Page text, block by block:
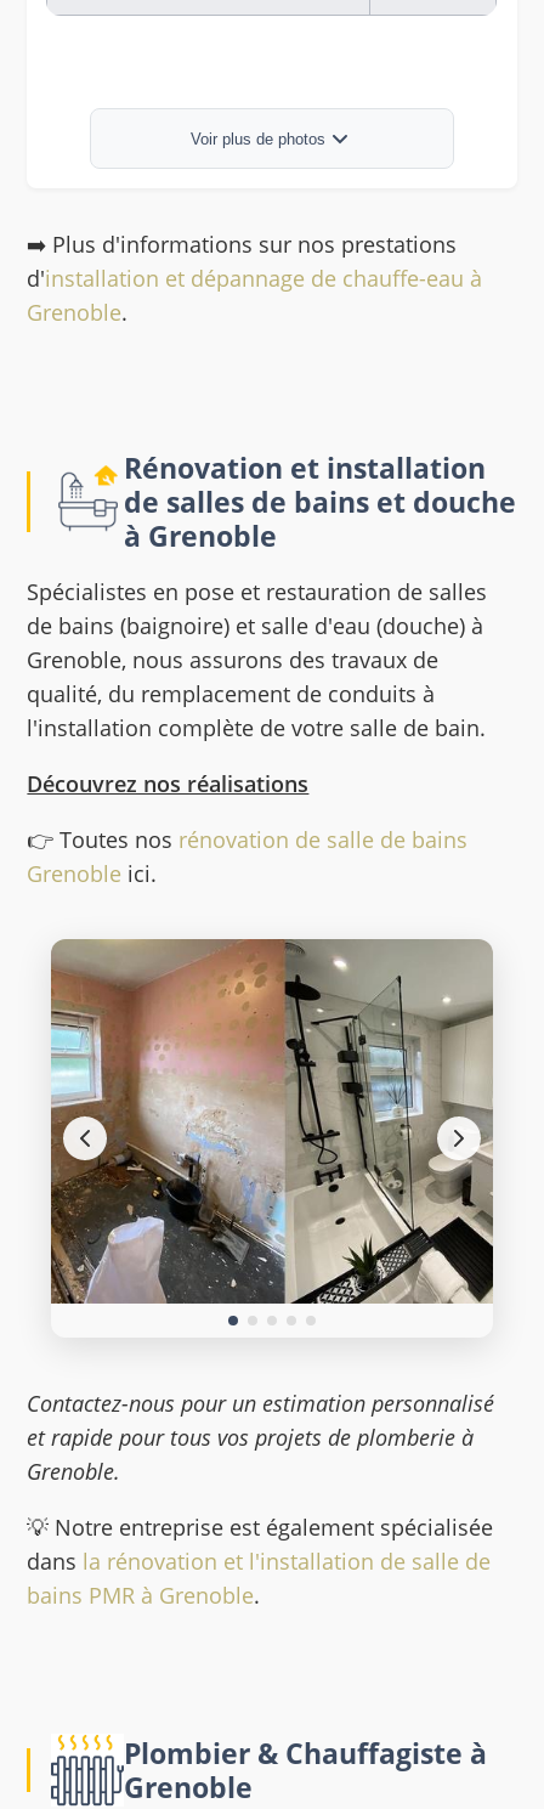
Voir plus de photos
➡️ Plus d'informations sur nos prestations
d'installation et dépannage de chauffe-eau à
Grenoble.
Rénovation et installation
de salles de bains et douche
à Grenoble
Spécialistes en pose et restauration de salles
de bains (baignoire) et salle d'eau (douche) à
Grenoble, nous assurons des travaux de
qualité, du remplacement de conduits à
l'installation complète de votre salle de bain.
Découvrez nos réalisations
👉 Toutes nos rénovation de salle de bains
Grenoble ici.
Contactez-nous pour un estimation personnalisé
et rapide pour tous vos projets de plomberie à
Grenoble.
💡 Notre entreprise est également spécialisée
dans la rénovation et l'installation de salle de
bains PMR à Grenoble.
Plombier & Chauffagiste à
Grenoble